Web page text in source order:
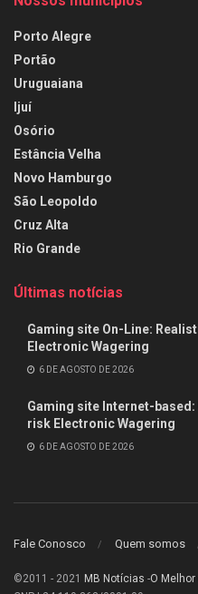
Porto Alegre
Portão
Uruguaiana
Ijuí
Osório
Estância Velha
Novo Hamburgo
São Leopoldo
Cruz Alta
Rio Grande
Últimas notícias
Gaming site On-Line:
Electronic Wagering
6 DE AGOSTO DE 2026
Gaming site Internet-
risk Electronic Wagering
6 DE AGOSTO DE 2026
Fale Conosco Quem somos
©2011 - 2021 MB Notícias -O